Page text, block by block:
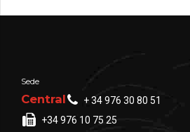
Sede
Central
+ 34 976 30 80 51
+34 976 10 75 25